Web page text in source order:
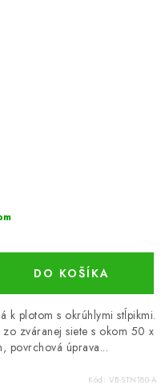
DO KOŠÍKA
k plotom s okrúhlymi stĺpikmi.
zváranej siete s okom 50 x
povrchová úprava...
Kód: VB-STN180-A